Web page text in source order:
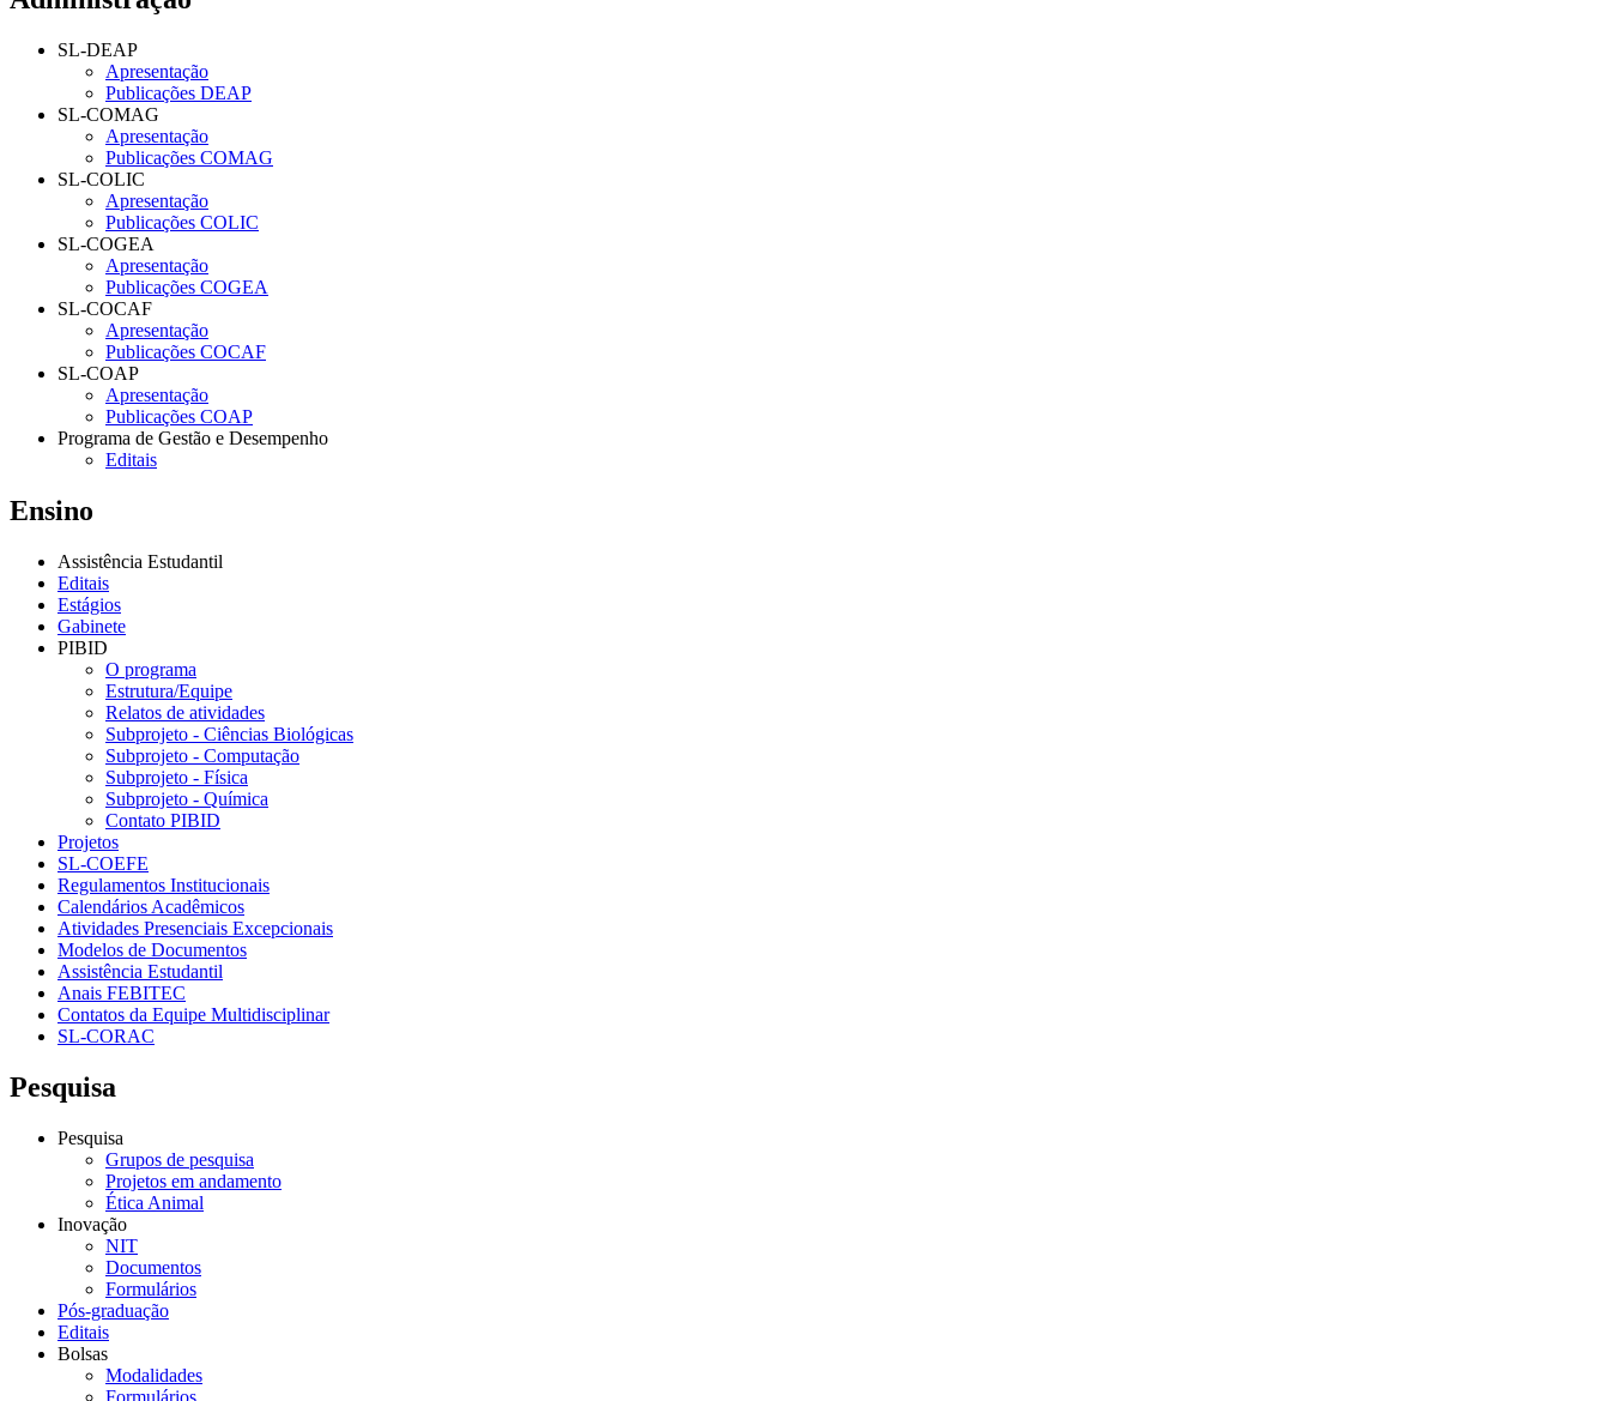
SL-DEAP
Apresentação
Publicações DEAP
SL-COMAG
Apresentação
Publicações COMAG
SL-COLIC
Apresentação
Publicações COLIC
SL-COGEA
Apresentação
Publicações COGEA
SL-COCAF
Apresentação
Publicações COCAF
SL-COAP
Apresentação
Publicações COAP
Programa de Gestão e Desempenho
Editais
Ensino
Assistência Estudantil
Editais
Estágios
Gabinete
PIBID
O programa
Estrutura/Equipe
Relatos de atividades
Subprojeto - Ciências Biológicas
Subprojeto - Computação
Subprojeto - Física
Subprojeto - Química
Contato PIBID
Projetos
SL-COEFE
Regulamentos Institucionais
Calendários Acadêmicos
Atividades Presenciais Excepcionais
Modelos de Documentos
Assistência Estudantil
Anais FEBITEC
Contatos da Equipe Multidisciplinar
SL-CORAC
Pesquisa
Pesquisa
Grupos de pesquisa
Projetos em andamento
Ética Animal
Inovação
NIT
Documentos
Formulários
Pós-graduação
Editais
Bolsas
Modalidades
Formulários